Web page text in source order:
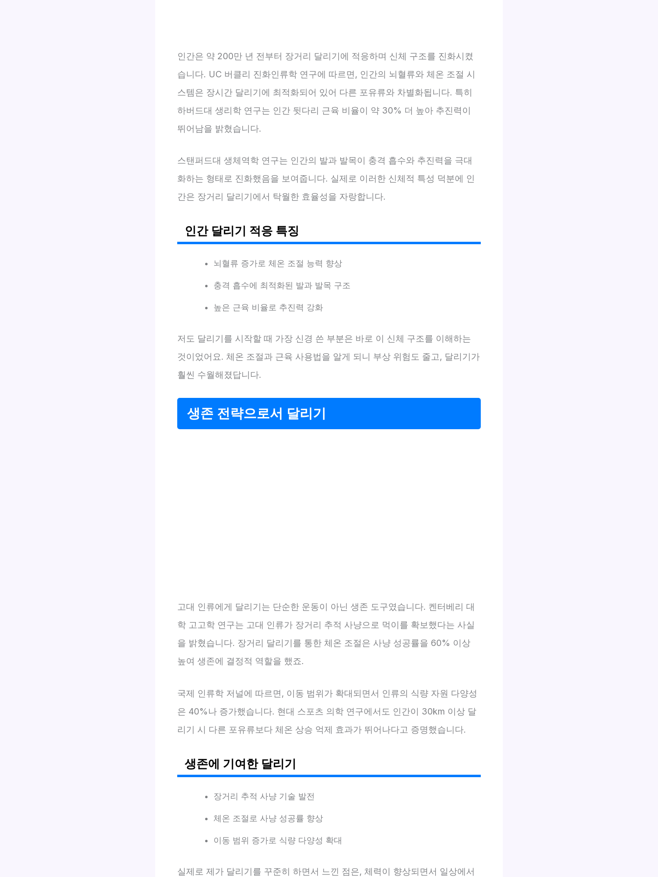
인간은 약 200만 년 전부터 장거리 달리기에 적응하며 신체 구조를 진화시켰
습니다. UC 버클리 진화인류학 연구에 따르면, 인간의 뇌혈류와 체온 조절 시
스템은 장시간 달리기에 최적화되어 있어 다른 포유류와 차별화됩니다. 특히
하버드대 생리학 연구는 인간 뒷다리 근육 비율이 약 30% 더 높아 추진력이
뛰어남을 밝혔습니다.
스탠퍼드대 생체역학 연구는 인간의 발과 발목이 충격 흡수와 추진력을 극대
화하는 형태로 진화했음을 보여줍니다. 실제로 이러한 신체적 특성 덕분에 인
간은 장거리 달리기에서 탁월한 효율성을 자랑합니다.
인간 달리기 적응 특징
뇌혈류 증가로 체온 조절 능력 향상
충격 흡수에 최적화된 발과 발목 구조
높은 근육 비율로 추진력 강화
저도 달리기를 시작할 때 가장 신경 쓴 부분은 바로 이 신체 구조를 이해하는
것이었어요. 체온 조절과 근육 사용법을 알게 되니 부상 위험도 줄고, 달리기가
훨씬 수월해졌답니다.
생존 전략으로서 달리기
고대 인류에게 달리기는 단순한 운동이 아닌 생존 도구였습니다. 켄터베리 대
학 고고학 연구는 고대 인류가 장거리 추적 사냥으로 먹이를 확보했다는 사실
을 밝혔습니다. 장거리 달리기를 통한 체온 조절은 사냥 성공률을 60% 이상
높여 생존에 결정적 역할을 했죠.
국제 인류학 저널에 따르면, 이동 범위가 확대되면서 인류의 식량 자원 다양성
은 40%나 증가했습니다. 현대 스포츠 의학 연구에서도 인간이 30km 이상 달
리기 시 다른 포유류보다 체온 상승 억제 효과가 뛰어나다고 증명했습니다.
생존에 기여한 달리기
장거리 추적 사냥 기술 발전
체온 조절로 사냥 성공률 향상
이동 범위 증가로 식량 다양성 확대
실제로 제가 달리기를 꾸준히 하면서 느낀 점은, 체력이 향상되면서 일상에서